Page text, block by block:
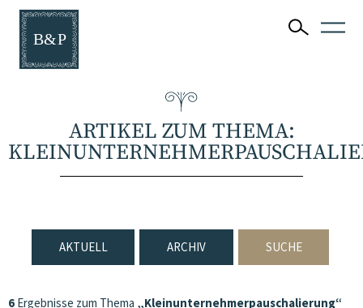
ARTIKEL ZUM THEMA:
AKTUELL ARCHIV SUCHE
6 Ergebnisse zum Thema „Kleinunternehmerpauschalierung“